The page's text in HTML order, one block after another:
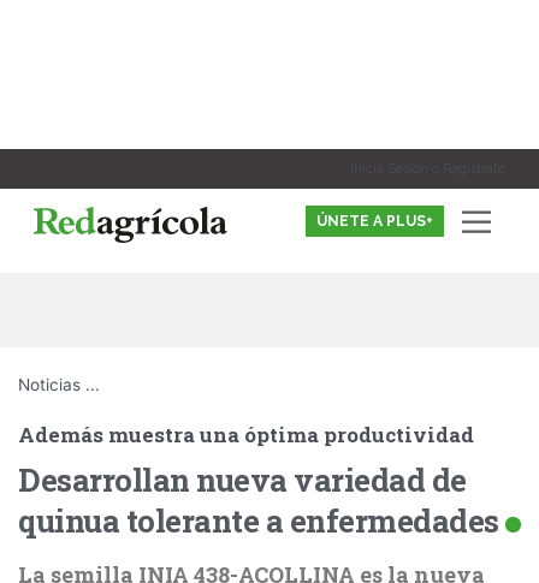
Inicia Sesión o Registrate
ÚNETE A PLUS+
Noticias ...
Además muestra una óptima productividad
Desarrollan nueva variedad de
quinua tolerante a enfermedades
La semilla INIA 438-ACOLLINA es la nueva